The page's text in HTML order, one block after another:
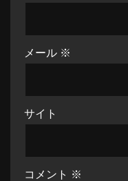
メール ※
サイト
コメント ※